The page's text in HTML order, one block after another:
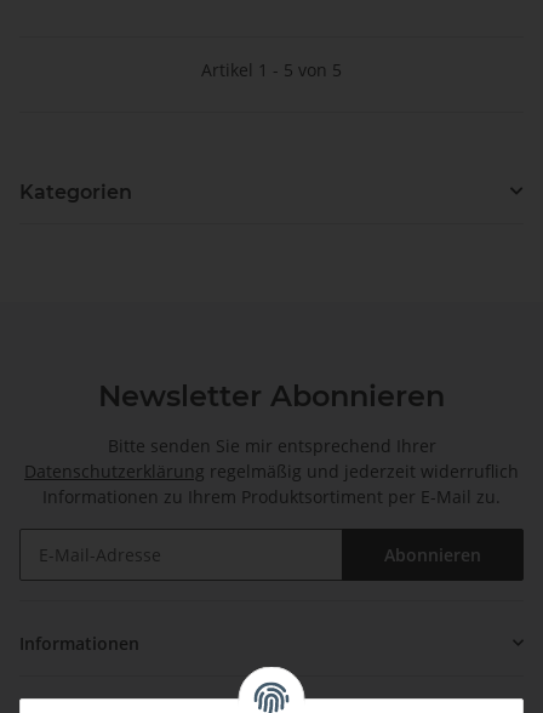
Artikel 1 - 5 von 5
Kategorien
Newsletter Abonnieren
Bitte senden Sie mir entsprechend Ihrer
Datenschutzerklärung regelmäßig und jederzeit widerruflich
Informationen zu Ihrem Produktsortiment per E-Mail zu.
Abonnieren
Informationen